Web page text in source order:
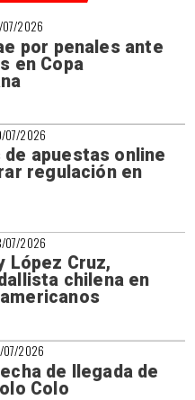
07/2026
por penales ante
en Copa
07/2026
de apuestas online
regulación en
07/2026
López Cruz,
chilena en
07/2026
de llegada de
Colo